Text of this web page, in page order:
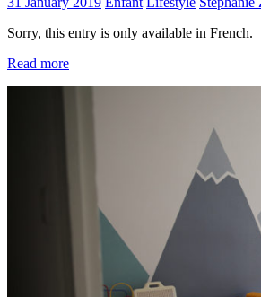
Sorry, this entry is only available in French.
Read more